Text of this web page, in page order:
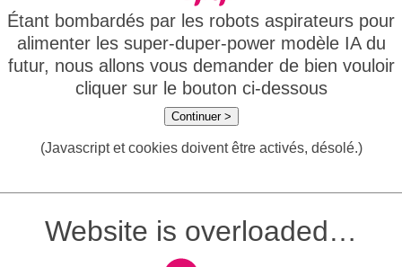
Étant bombardés par les robots aspirateurs pour
alimenter les super-duper-power modèle IA du
futur, nous allons vous demander de bien vouloir
cliquer sur le bouton ci-dessous
Continuer >
(Javascript et cookies doivent être activés, désolé.)
Website is overloaded…